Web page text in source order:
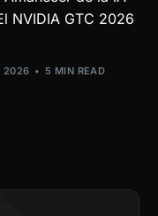
NVIDIA GTC 2026
2026 5 MIN READ